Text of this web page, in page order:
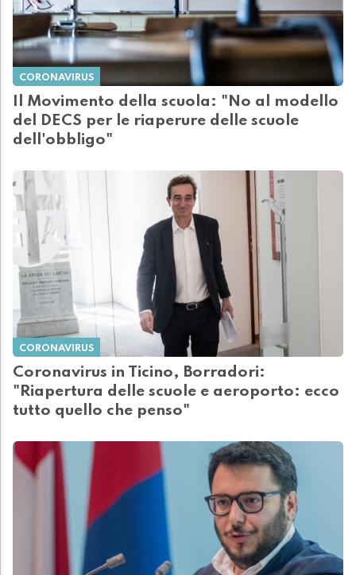
CORONAVIRUS
Il Movimento della scuola: "No al modello
del DECS per le riaperure delle scuole
dell'obbligo"
CORONAVIRUS
Coronavirus in Ticino, Borradori:
"Riapertura delle scuole e aeroporto: ecco
tutto quello che penso"